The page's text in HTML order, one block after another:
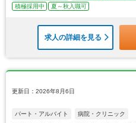
積極採用中
夏～秋入職可
求人の詳細を見る
更新日：2026年8月6日
パート・アルバイト 病院・クリニック